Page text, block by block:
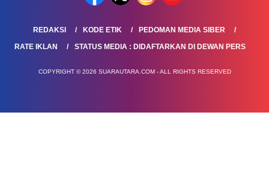
REDAKSI KODE ETIK
PEDOMAN MEDIA SIBER
RATE IKLAN
STATUS MEDIA : DIDAFTARKAN DI DEWAN PERS
COPYRIGHT © 2026 SUARAUTARA.COM - ALL RIGHTS RESERVED